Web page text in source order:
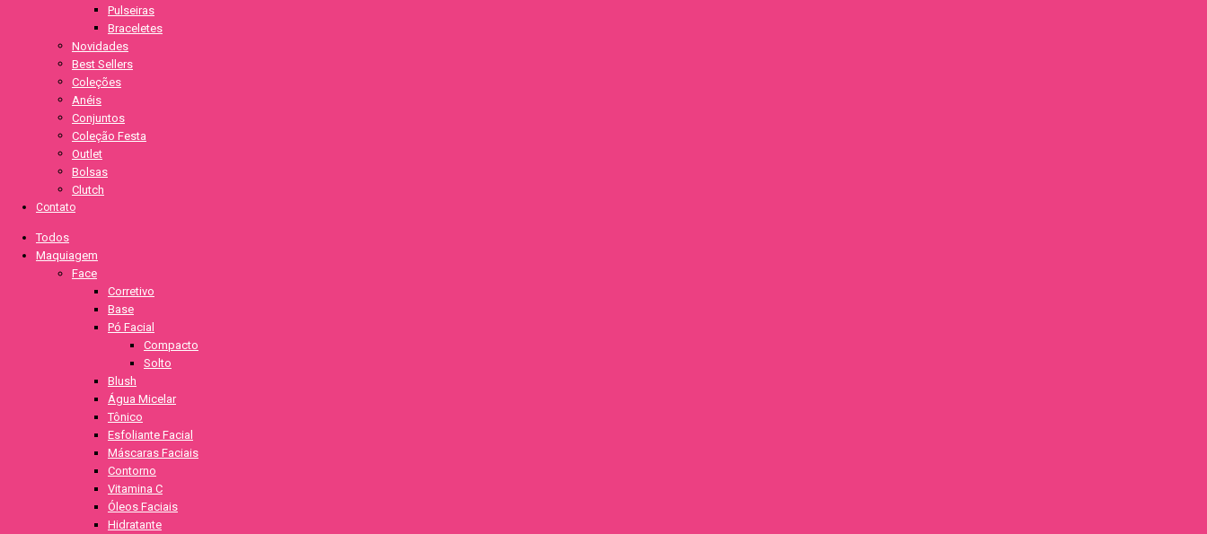
Pulseiras
Braceletes
Novidades
Best Sellers
Coleções
Anéis
Conjuntos
Coleção Festa
Outlet
Bolsas
Clutch
Contato
Todos
Maquiagem
Face
Corretivo
Base
Pó Facial
Compacto
Solto
Blush
Água Micelar
Tônico
Esfoliante Facial
Máscaras Faciais
Contorno
Vitamina C
Óleos Faciais
Hidratante